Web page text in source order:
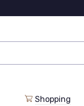
Shopping